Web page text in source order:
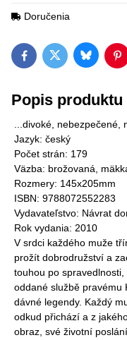
Doručenia
FacebookTwitterBluesky
Popis produktu
...divoké, nebezpečené,
Jazyk: český
Počet strán: 179
Väzba: brožovaná,
Rozmery: 145x205mm
ISBN: 9788072552283
Vydavateľstvo: Návrat
Rok vydania: 2010
V srdci každého muže
prožít dobrodružství a
touhou po
oddané službě pravému
dávné legendy. Každý
odkud přichází a z
obraz, své životní